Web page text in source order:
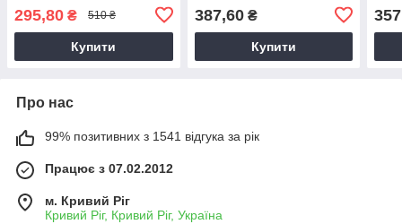
295,80 ₴ 510 ₴
Купити
387,60₴
Купити
357
Про нас
99% позитивних з 1541 відгука за рік
Працює з 07.02.2012
м. Кривий Ріг
Кривий Ріг, Кривий Ріг, Україна